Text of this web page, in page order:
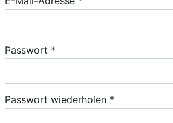
Passwort *
Passwort wiederholen *